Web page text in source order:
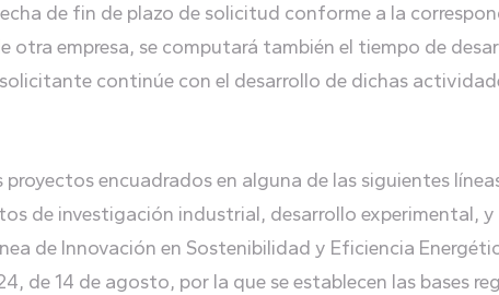
de fin de plazo de solicitud conforme a la
otra empresa, se computará también el tiempo de
continúe con el desarrollo de dichas
proyectos encuadrados en alguna de las siguientes
de investigación industrial, desarrollo experimental,
de Innovación en Sostenibilidad y Eficiencia
de 14 de agosto, por la que se establecen las bases